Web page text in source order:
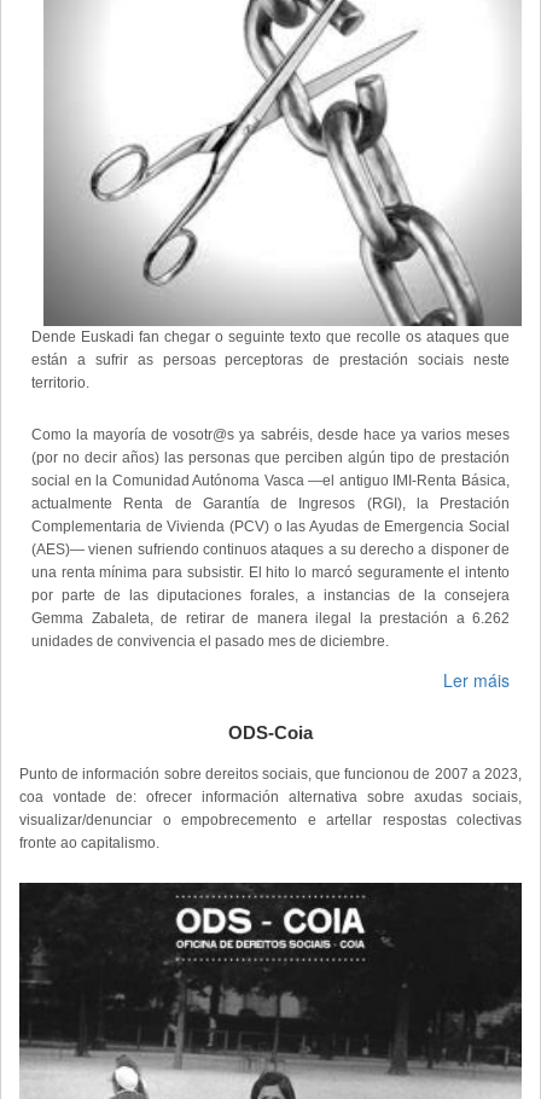
Dende Euskadi fan chegar o seguinte texto que recolle os ataques que
están a sufrir as persoas perceptoras de prestación sociais neste
territorio.
Como la mayoría de vosotr@s ya sabréis, desde hace ya varios meses
(por no decir años) las personas que perciben algún tipo de prestación
social en la Comunidad Autónoma Vasca —el antiguo IMI-Renta Básica,
actualmente Renta de Garantía de Ingresos (RGI), la Prestación
Complementaria de Vivienda (PCV) o las Ayudas de Emergencia Social
(AES)— vienen sufriendo continuos ataques a su derecho a disponer de
una renta mínima para subsistir. El hito lo marcó seguramente el intento
por parte de las diputaciones forales, a instancias de la consejera
Gemma Zabaleta, de retirar de manera ilegal la prestación a 6.262
unidades de convivencia el pasado mes de diciembre.
Ler máis
ODS-Coia
Punto de información sobre dereitos sociais, que funcionou de 2007 a 2023,
coa vontade de: ofrecer información alternativa sobre axudas sociais,
visualizar/denunciar o empobrecemento e artellar respostas colectivas
fronte ao capitalismo.